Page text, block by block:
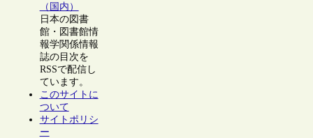
（国内）
日本の図書
館・図書館情
報学関係情報
誌の目次を
RSSで配信し
ています。
このサイトに
ついて
サイトポリシ
ー